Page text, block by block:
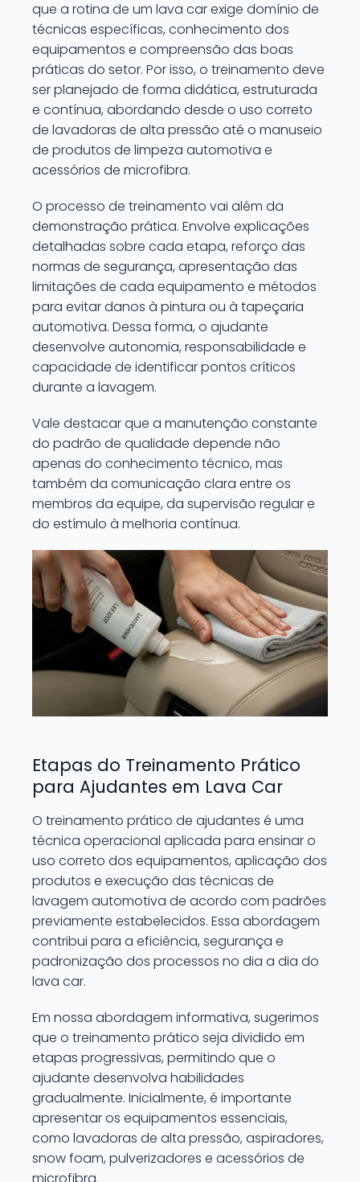
que a rotina de um lava car exige domínio de
técnicas específicas, conhecimento dos
equipamentos e compreensão das boas
práticas do setor. Por isso, o treinamento deve
ser planejado de forma didática, estruturada
e contínua, abordando desde o uso correto
de lavadoras de alta pressão até o manuseio
de produtos de limpeza automotiva e
acessórios de microfibra.
O processo de treinamento vai além da
demonstração prática. Envolve explicações
detalhadas sobre cada etapa, reforço das
normas de segurança, apresentação das
limitações de cada equipamento e métodos
para evitar danos à pintura ou à tapeçaria
automotiva. Dessa forma, o ajudante
desenvolve autonomia, responsabilidade e
capacidade de identificar pontos críticos
durante a lavagem.
Vale destacar que a manutenção constante
do padrão de qualidade depende não
apenas do conhecimento técnico, mas
também da comunicação clara entre os
membros da equipe, da supervisão regular e
do estímulo à melhoria contínua.
Etapas do Treinamento Prático
para Ajudantes em Lava Car
O treinamento prático de ajudantes é uma
técnica operacional aplicada para ensinar o
uso correto dos equipamentos, aplicação dos
produtos e execução das técnicas de
lavagem automotiva de acordo com padrões
previamente estabelecidos. Essa abordagem
contribui para a eficiência, segurança e
padronização dos processos no dia a dia do
lava car.
Em nossa abordagem informativa, sugerimos
que o treinamento prático seja dividido em
etapas progressivas, permitindo que o
ajudante desenvolva habilidades
gradualmente. Inicialmente, é importante
apresentar os equipamentos essenciais,
como lavadoras de alta pressão, aspiradores,
snow foam, pulverizadores e acessórios de